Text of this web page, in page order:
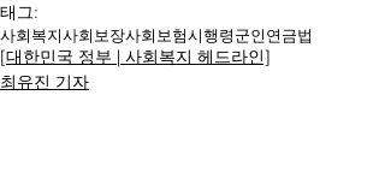
태그:
사회복지사회보장사회보험시행령군인연금법
[대한민국 정부 | 사회복지 헤드라인]
최유진 기자